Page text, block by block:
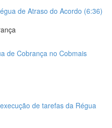
de Atraso do Acordo (6:36)
de Cobrança no Cobmais
de tarefas da Régua